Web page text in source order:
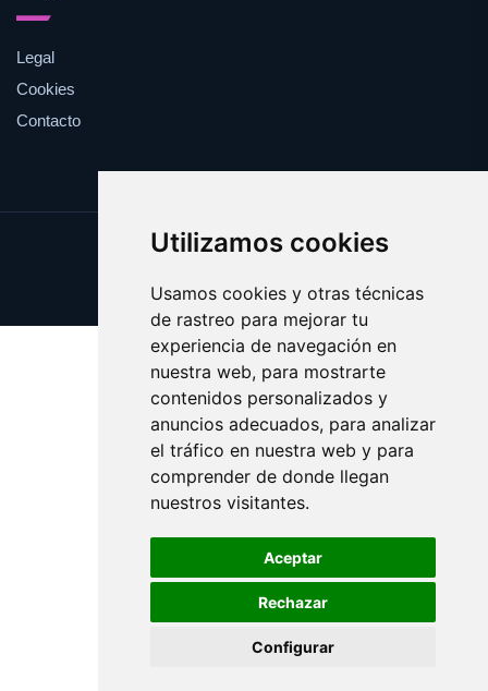
Utilizamos cookies
Usamos cookies y otras técnicas
de rastreo para mejorar tu
experiencia de navegación en
nuestra web, para mostrarte
contenidos personalizados y
anuncios adecuados, para analizar
el tráfico en nuestra web y para
comprender de donde llegan
nuestros visitantes.
Aceptar
Rechazar
Configurar
Legal
Cookies
Contacto
Update cookies preferences
Copyright © 2026 validar.es